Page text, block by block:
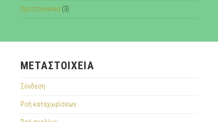
Χριστούγεννα(3)
ΜΕΤΑΣΤΟΙΧΕΊΑ
Σύνδεση
Ροή καταχωρίσεων